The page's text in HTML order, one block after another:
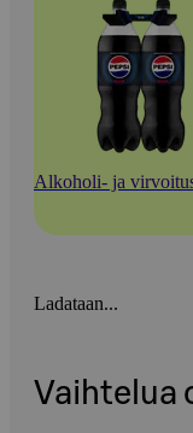
Alkoholi- ja
Ladataan...
Vaihtelua